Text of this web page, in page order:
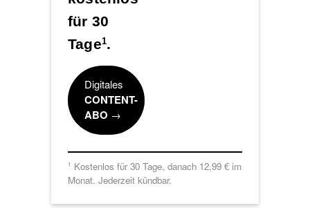
für 30
Tage1.
Digitales
CONTENT-
ABO →
1 Kostenlos für 30 Tage, danach 12,99 € im
Monat. Jederzeit kündbar.